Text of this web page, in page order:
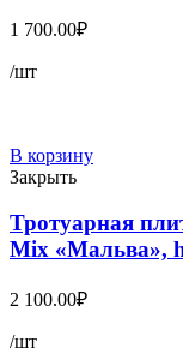
1 700.00₽
/шт
В корзину
Закрыть
Тротуарная
Mix «Мальва»,
2 100.00₽
/шт